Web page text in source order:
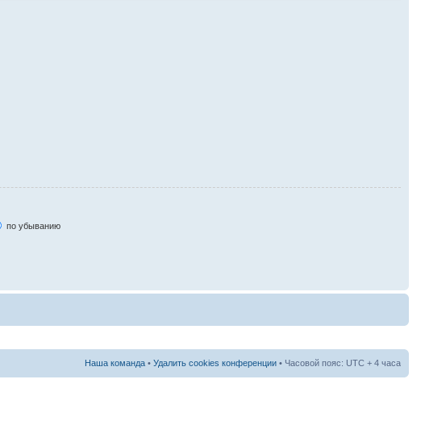
по убыванию
Наша команда • Удалить cookies конференции • Часовой пояс: UTC + 4 часа